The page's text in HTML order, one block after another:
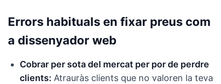
Errors habituals en fixar preus com
a dissenyador web
Cobrar per sota del mercat per por de perdre
clients: Atrauràs clients que no valoren la teva